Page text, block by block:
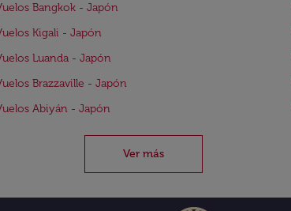
Bangkok - Japón
Kigali - Japón
Luanda - Japón
Brazzaville - Japón
Abiyán - Japón
Ver más